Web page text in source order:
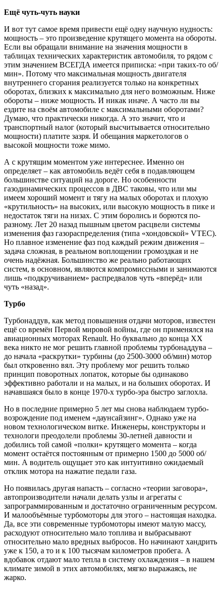
Ещё чуть-чуть науки
И вот тут самое время привести ещё одну научную нудность:
мощность – это произведение крутящего момента на обороты.
Если вы обращали внимание на значения мощности в
таблицах технических характеристик автомобиля, то рядом с
этим значением ВСЕГДА имеется приписка: «при таких-то об/
мин». Потому что максимальная мощность двигателя
внутреннего сгорания реализуется только на конкретных
оборотах, близких к максимально для него возможным. Ниже
обороты – ниже мощность. И никак иначе. А часто ли вы
ездите на своём автомобиле с максимальными оборотами?
Думаю, что практически никогда. А это значит, что и
транспортный налог (который высчитывается относительно
мощности) платите зазря. И обещания маркетологов о
высокой мощности тоже мимо.
А с крутящим моментом уже интереснее. Именно он
определяет – как автомобиль ведёт себя в подавляющем
большинстве ситуаций на дороге. Но особенности
газодинамических процессов в ДВС таковы, что или мы
имеем хороший момент и тягу на малых оборотах и плохую
«крутильность» на высоких, или высокую мощность в пике и
недостаток тяги на низах. С этим боролись и борются по-
разному. Лет 20 назад пышным цветом расцвели системы
изменения фаз газораспределения (типа «хондовской» VTEC).
Но плавное изменение фаз под каждый режим движения –
задача сложная, в реальном воплощении громоздкая и не
очень надёжная. Большинство же реально работающих
систем, в основном, являются компромиссными и занимаются
лишь «подкручиванием» распредвалов чуть «вперёд» или
чуть «назад».
Турбо
Турбонаддув, как метод повышения отдачи моторов, известен
ещё со времён Первой мировой войны, где он применялся на
авиационных моторах Renault. Но буквально до конца XX
века никто не мог решить главной проблемы турбонаддува –
до начала «раскрутки» турбины (до 2500-3000 об/мин) мотор
был откровенно вял. Эту проблему мог решить только
принцип поворотных лопаток, которые бы одинаково
эффективно работали и на малых, и на больших оборотах. И
начавшаяся было в конце 1970-х турбо-эра быстро заглохла.
Но в последние примерно 5 лет мы снова наблюдаем турбо-
возрождение под именем «даунсайзинг». Однако уже на
новом технологическом витке. Инженеры, конструкторы и
технологи преодолели проблемы 30-летней давности и
добились той самой «полки» крутящего момента – когда
момент остаётся постоянным от примерно 1500 до 5000 об/
мин. А водитель ощущает это как интуитивно ожидаемый
отклик мотора на нажатие педали газа.
Но появилась другая напасть – согласно «теории заговора»,
автопроизводители начали делать узлы и агрегаты с
запрограммированным и достаточно ограниченным ресурсом.
И малообъёмные турбомоторы для этого – настоящая находка.
Да, все эти современные турбомоторы имеют малую массу,
расходуют относительно мало топлива и выбрасывают
относительно мало вредных выбросов. Но начинают хандрить
уже к 150, а то и к 100 тысячам километров пробега. А
вдобавок отдают мало тепла в систему охлаждения – в нашем
климате зимой в этих автомобилях, мягко выражаясь, не
жарко.